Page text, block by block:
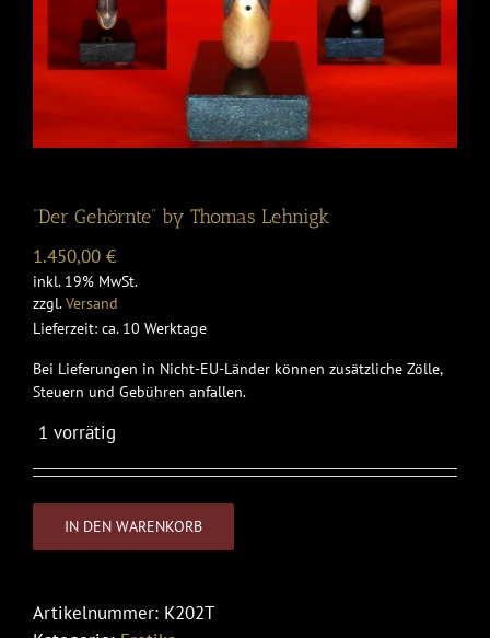
“Der Gehörnte” by Thomas Lehnigk
1.450,00 €
inkl. 19% MwSt.
zzgl.Versand
Lieferzeit: ca. 10 Werktage
Bei Lieferungen in Nicht-EU-Länder können zusätzliche Zölle,
Steuern und Gebühren anfallen.
1 vorrätig
IN DEN WARENKORB
Artikelnummer: K202T